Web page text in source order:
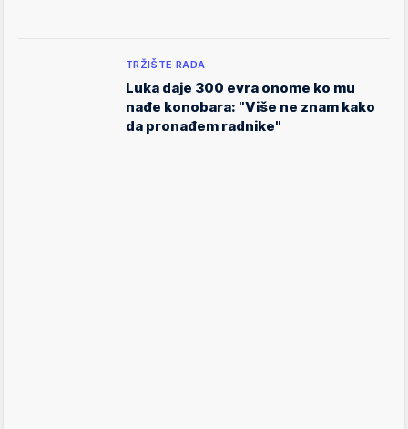
TRŽIŠTE RADA
Luka daje 300 evra onome ko mu
nađe konobara: "Više ne znam kako
da pronađem radnike"